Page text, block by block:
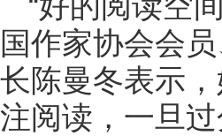
国作家协会会
长陈曼冬表示
注阅读，一旦